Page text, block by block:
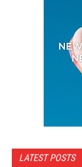
LATEST POSTS